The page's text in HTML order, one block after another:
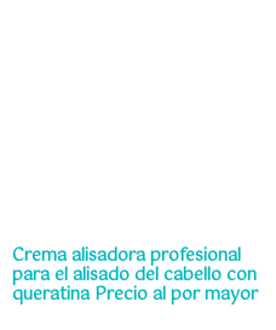
Crema alisadora profesional
para el alisado del cabello con
queratina Precio al por mayor